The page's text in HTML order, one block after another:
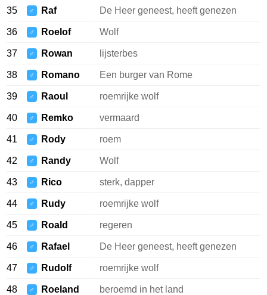
35 ♂ Raf De Heer geneest, heeft genezen
36 ♂ Roelof Wolf
37 ♂ Rowan lijsterbes
38 ♂ Romano Een burger van Rome
39 ♂ Raoul roemrijke wolf
40 ♂ Remko vermaard
41 ♂ Rody roem
42 ♂ Randy Wolf
43 ♂ Rico sterk, dapper
44 ♂ Rudy roemrijke wolf
45 ♂ Roald regeren
46 ♂ Rafael De Heer geneest, heeft genezen
47 ♂ Rudolf roemrijke wolf
48 ♂ Roeland beroemd in het land